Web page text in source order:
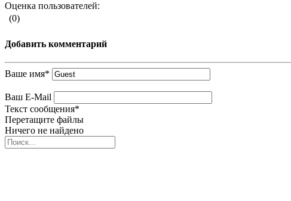
Оценка пользователей:
(0)
Добавить комментарий
Ваше имя*
Ваш E-Mail
Текст сообщения*
Перетащите файлы
Ничего не найдено